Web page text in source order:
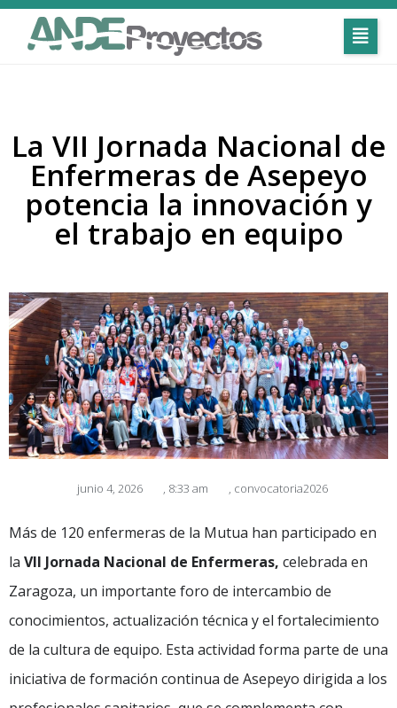
La VII Jornada Nacional de
Enfermeras de Asepeyo
potencia la innovación y
el trabajo en equipo
junio 4, 2026 8:33 am convocatoria2026
Más de 120 enfermeras de la Mutua han participado en
la VII Jornada Nacional de Enfermeras, celebrada en
Zaragoza, un importante foro de intercambio de
conocimientos, actualización técnica y el fortalecimiento
de la cultura de equipo. Esta actividad forma parte de una
iniciativa de formación continua de Asepeyo dirigida a los